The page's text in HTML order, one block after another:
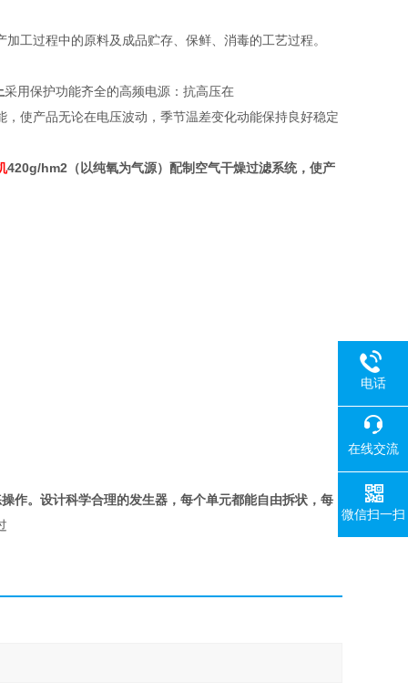
工过程中的原料及成品贮存、保鲜、消毒的工艺过程。
采用保护功能齐全的高频电源：抗高压在
使产品无论在电压波动，季节温差变化动能保持良好稳定
420g/hm2（以纯氧为气源） 配制空气干燥过滤系统，使产
作。设计科学合理的发生器，每个单元都能自由拆状，每
电话
在线交流
微信扫一扫